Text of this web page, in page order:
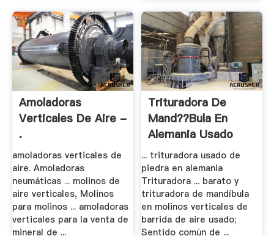
Amoladoras
Verticales De Aire -
.
amoladoras verticales de
aire. Amoladoras
neumáticas ... molinos de
aire verticales, Molinos
para molinos ... amoladoras
verticales para la venta de
mineral de ...
Trituradora De
Mand??bula En
Alemania Usado
... trituradora usado de
piedra en alemania
Trituradora ... barato y
trituradora de mandíbula
en molinos verticales de
barrida de aire usado;
Sentido común de ...